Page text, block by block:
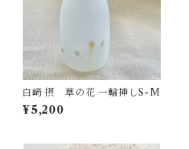
白﨑 摂 草の花 一輪挿しS-M
¥5,200